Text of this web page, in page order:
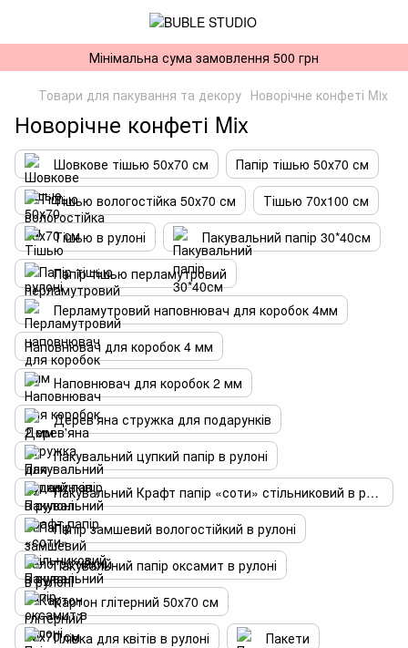
Мінімальна сума замовлення 500 грн
Товари для пакування та декору Новорічне конфеті Mix
Новорічне конфеті Mix
Шовкове тішью 50х70 см
Папір тішью 50х70 см
Тішью вологостійка 50х70 см
Тішью 70х100 см
Тішью в рулоні
Пакувальний папір 30*40см
Папір тішью перламутровий
Перламутровий наповнювач для коробок 4мм
Наповнювач для коробок 4 мм
Наповнювач для коробок 2 мм
Дерев'яна стружка для подарунків
Пакувальний цупкий папір в рулоні
Пакувальний Крафт папір «соти» стільниковий в рулоні
Папір замшевий вологостійкий в рулоні
Пакувальний папір оксамит в рулоні
Картон глітерний 50х70 см
Плівка для квітів в рулоні
Пакети